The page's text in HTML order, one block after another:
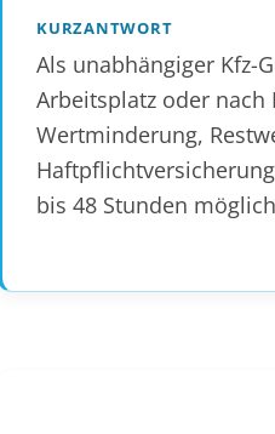
KURZANTWORT
Als unabhängiger Kfz-
Arbeitsplatz oder nach
Wertminderung,
bis 48 Stunden